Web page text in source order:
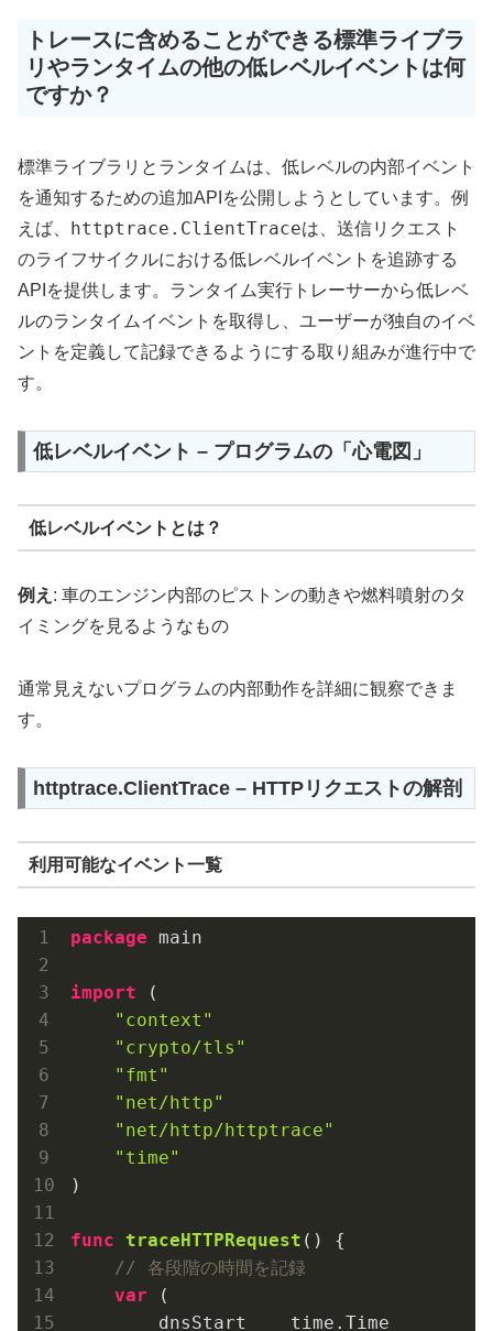
トレースに含めることができる標準ライブラ
リやランタイムの他の低レベルイベントは何
ですか？
標準ライブラリとランタイムは、低レベルの内部イベント
を通知するための追加APIを公開しようとしています。例
えば、 httptrace.ClientTraceは、送信リクエスト
のライフサイクルにおける低レベルイベントを追跡する
APIを提供します。ランタイム実行トレーサーから低レベ
ルのランタイムイベントを取得し、ユーザーが独自のイベ
ントを定義して記録できるようにする取り組みが進行中で
す。
低レベルイベント – プログラムの「心電図」
低レベルイベントとは？
例え : 車のエンジン内部のピストンの動きや燃料噴射のタ
イミングを見るようなもの
通常見えないプログラムの内部動作を詳細に観察できま
す。
httptrace.ClientTrace – HTTPリクエストの解剖
利用可能なイベント一覧
package main
import (
"context"
"crypto/tls"
"fmt"
"net/http"
"net/http/httptrace"
"time"
)
func traceHTTPRequest ()
{
// 各段階の時間を記録
var (
        dnsStart    time.Time